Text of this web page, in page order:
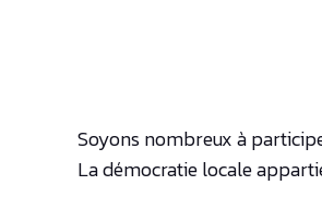
Soyons nombreux à
La démocratie locale